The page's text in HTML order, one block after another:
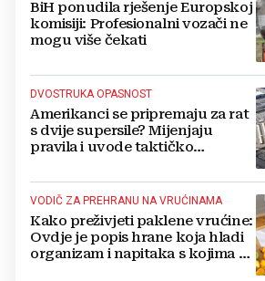
BiH ponudila rješenje Europskoj
komisiji: Profesionalni vozači ne
mogu više čekati
DVOSTRUKA OPASNOST
Amerikanci se pripremaju za rat
s dvije supersile? Mijenjaju
pravila i uvode taktičko
VODIČ ZA PREHRANU NA VRUĆINAMA
Kako preživjeti paklene vrućine:
Ovdje je popis hrane koja hladi
organizam i napitaka s kojima si